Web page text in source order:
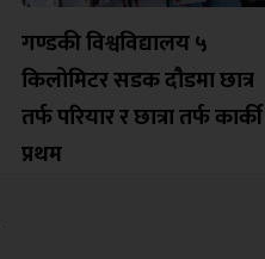
गण्डकी विश्वविद्यालय ५
किलोमिटर सडक दौडमा छात्र
तर्फ परियार र छात्रा तर्फ कार्की
प्रथम